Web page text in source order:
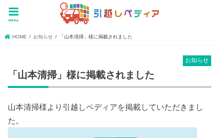
menu
HOME お知らせ 「山本清掃」様に掲載されました
お知らせ
「山本清掃」様に掲載されました
山本清掃様より引越しペディアを掲載していただきまし
た。